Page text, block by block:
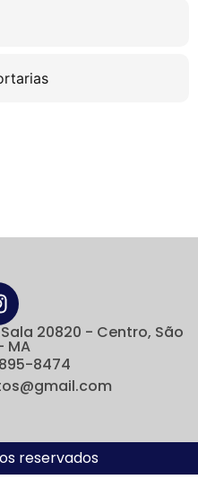
Sala 20820 - Centro, São
MA
8474
reservados